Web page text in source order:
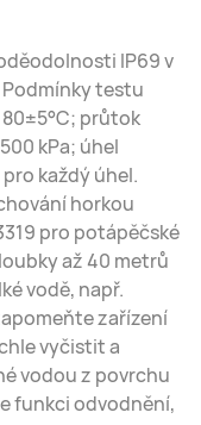
IP69 v
Podmínky testu
průtok
kPa; úhel
pro každý úhel.
horkou
pro potápěčské
až 40 metrů
vodě, např.
zařízení
vyčistit a
vodou z povrchu
funkci odvodnění,